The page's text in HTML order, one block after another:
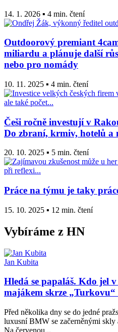
14. 1. 2026 ▪ 4 min. čtení
Outdoorový premiant
miliardu a plánuje další
nebo pro nomády
10. 11. 2025 ▪ 4 min. čtení
Češi ročně investují v
Do zbraní, krmiv, hotelů a
20. 10. 2025 ▪ 5 min. čtení
Práce na týmu je taky
15. 10. 2025 ▪ 12 min. čtení
Vybíráme z HN
Jan Kubita
Hledá se papaláš. Kdo jel
majákem skrze
Před několika dny se do jedné
luxusní BMW se začerněnými skly